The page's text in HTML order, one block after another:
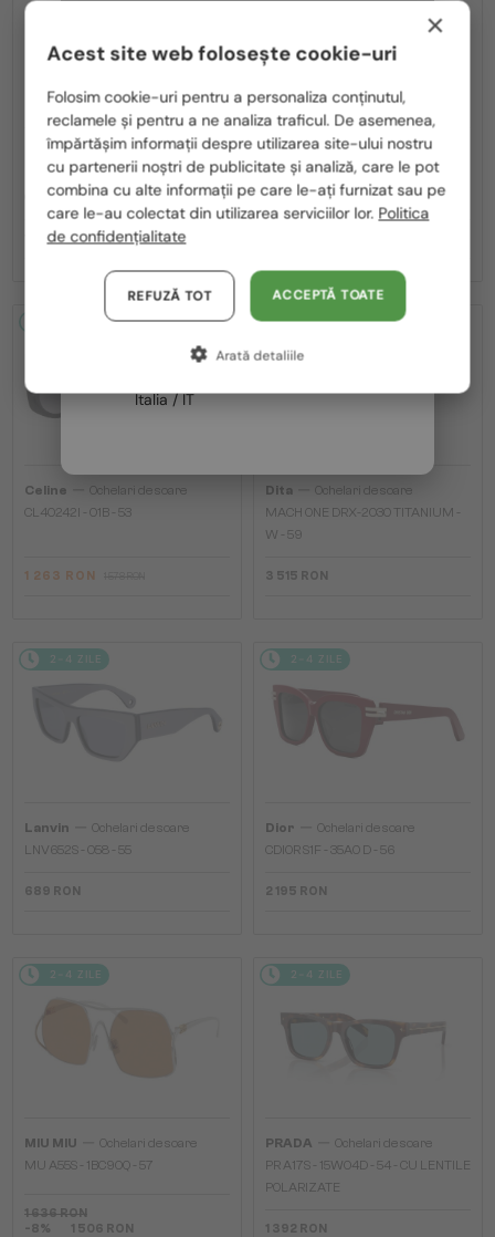
Maui Jim—Ochelari de soare
MJ0647SA KU'IKAHI AF - 001 - 55 -
CU LENTILE POLARIZATE
1 047 RON
Maui Jim —Ochelari de soare
MJ266 WORLD CUP - 004 - 64 - CU
LENTILE POLARIZATE
-20%
Celine
Ochelari de soare
CL40242I - 01B - 53
1 263 RON
2-4 ZILE
Dita
Ochelari de soare
MACH ONE DRX-2030 TITANIUM -
W - 59
3 515 RON
2-4 ZILE
Lanvin
Ochelari de soare
LNV652S - 058 - 55
689 RON
2-4 ZILE
Dior
Ochelari de soare
CDIOR S1F - 35A0 D - 56
2 195 RON
2-4 ZILE
MIU MIU
Ochelari de soare
MU A55S - ​1BC90Q - ​57
1 636 RON
-8%
1 506 RON
2-4 ZILE
PRADA
Ochelari de soare
PR A17S - 15W04D - 54 - CU LENTILE
POLARIZATE
1 392 RON
România / RO
Polska / PL
Magyarország / HU
United Arab Emirates / EN
Austria / AT
Germania / DE
Franța / FR
Italia / IT
×
Acest site web folosește cookie-uri
Folosim cookie-uri pentru a personaliza conținutul,
reclamele și pentru a ne analiza traficul. De asemenea,
împărtășim informații despre utilizarea site-ului nostru
cu partenerii noștri de publicitate și analiză, care le pot
combina cu alte informații pe care le-ați furnizat sau pe
care le-au colectat din utilizarea serviciilor lor. Politica
de confidențialitate
ACCEPTĂ TOATE
REFUZĂ TOT
Arată detaliile